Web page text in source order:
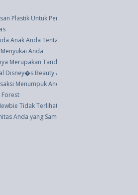
Plastik Untuk Pemakaian Aman
Anak Anda Tentang Hal-Hal Ini
Anda
Merupakan Tanda Kecerdasan Tinggi
Disney�s Beauty and The Beast di Jakarta
Menumpuk Anda?
Forest
Tidak Terlihat Seperti Idiot
Anda yang Sama Baik untuk Otak Anda